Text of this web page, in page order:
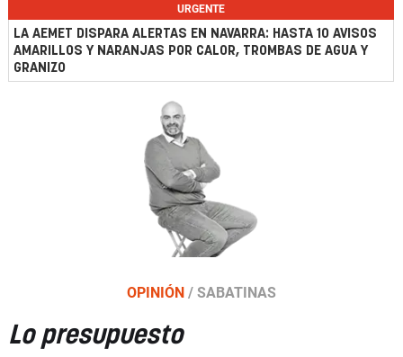
URGENTE
LA AEMET DISPARA ALERTAS EN NAVARRA: HASTA 10 AVISOS
AMARILLOS Y NARANJAS POR CALOR, TROMBAS DE AGUA Y
GRANIZO
OPINIÓN / SABATINAS
Lo presupuesto